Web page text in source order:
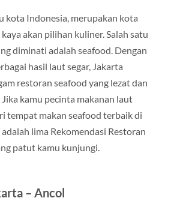
kota Indonesia, merupakan kota
akan pilihan kuliner. Salah satu
diminati adalah seafood. Dengan
hasil laut segar, Jakarta
restoran seafood yang lezat dan
Jika kamu pecinta makanan laut
tempat makan seafood terbaik di
lima Rekomendasi Restoran
patut kamu kunjungi.
– Ancol